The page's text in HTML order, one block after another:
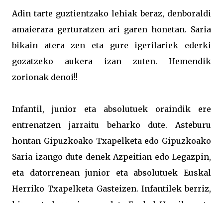
Adin tarte guztientzako lehiak beraz, denboraldi
amaierara gerturatzen ari garen honetan. Saria
bikain atera zen eta gure igerilariek ederki
gozatzeko aukera izan zuten. Hemendik
zorionak denoi!!
Infantil, junior eta absolutuek oraindik ere
entrenatzen jarraitu beharko dute. Asteburu
hontan Gipuzkoako Txapelketa edo Gipuzkoako
Saria izango dute denek Azpeitian edo Legazpin,
eta datorrenean junior eta absolutuek Euskal
Herriko Txapelketa Gasteizen. Infantilek berriz,